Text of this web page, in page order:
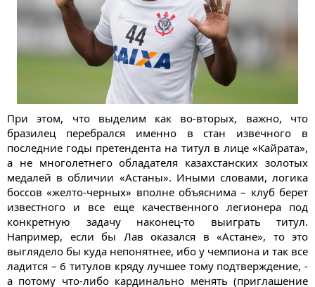
При этом, что выделим как во-вторых, важно, что
бразилец перебрался именно в стан извечного в
последние годы претендента на титул в лице «Кайрата»,
а не многолетнего обладателя казахстанских золотых
медалей в обличии «Астаны». Иными словами, логика
боссов «желто-черных» вполне объяснима – клуб берет
известного и все еще качественного легионера под
конкретную задачу наконец-то выиграть титул.
Например, если бы Лав оказался в «Астане», то это
выглядело бы куда непонятнее, ибо у чемпиона и так все
ладится – 6 титулов кряду лучшее тому подтверждение, -
а потому что-либо кардинально менять (приглашение